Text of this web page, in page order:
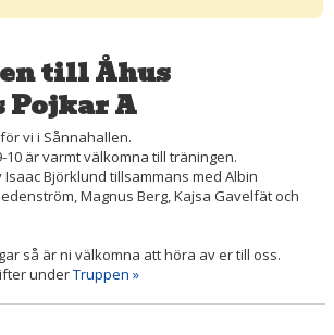
till Åhus
A
vi i Sånnahallen.
10 är varmt välkomna till träningen.
Björklund tillsammans med Albin
Magnus Berg, Kajsa Gavelfät och
så är ni välkomna att höra av er till oss.
underTruppen »